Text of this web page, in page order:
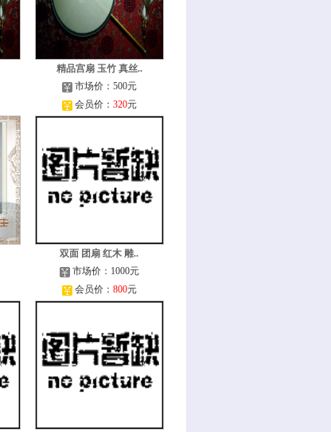
精品宫扇 玉竹 真丝..
市场价：500元
会员价： 320元
双面 团扇 红木 雕..
市场价：1000元
会员价： 800元